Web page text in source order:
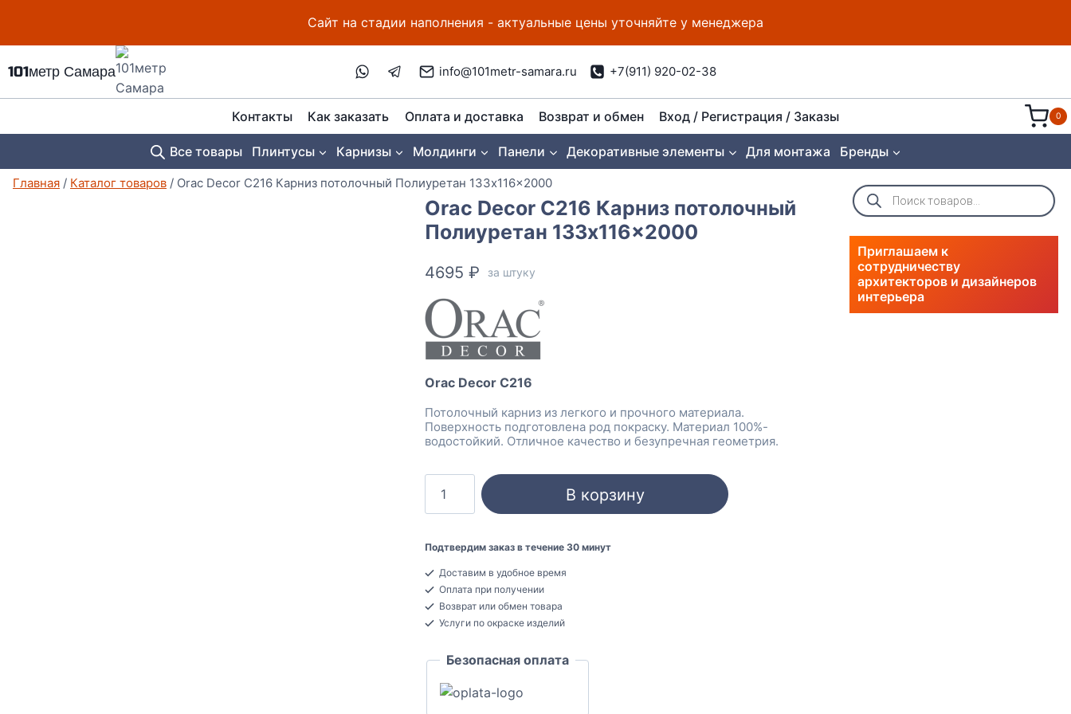
содержимому
Сайт на стадии наполнения - актуальные цены уточняйте у менеджера
101метр Самара info@101metr-samara.ru +7(911) 920-02-38
Контакты Как заказать Оплата и доставка Возврат и обмен Вход / Регистрация / Заказы 0
Все товары Плинтусы Карнизы Молдинги Панели Декоративные элементы Для монтажа Бренды
Главная / Каталог товаров / Orac Decor C216 Карниз потолочный Полиуретан 133x116x2000
Orac Decor C216 Карниз потолочный
Полиуретан 133x116x2000
4695 ₽ за штуку
Orac Decor C216
Потолочный карниз из легкого и прочного материала.
Поверхность подготовлена род покраску. Материал 100%-
водостойкий. Отличное качество и безупречная геометрия.
Количество
товара
Decor
Карниз
потолочный
Полиуретан
В корзину
Подтвердим заказ в течение 30 минут
Доставим в удобное время
Оплата при получении
Возврат или обмен товара
Услуги по окраске изделий
Безопасная оплата
Поиск
товаров
Приглашаем к
сотрудничеству
архитекторов и дизайнеров
интерьера